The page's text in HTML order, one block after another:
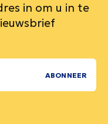
in om u in te
ABONNEER